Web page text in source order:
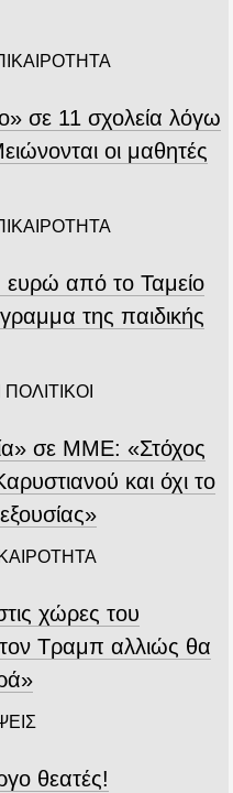
σε 11 σχολεία λόγω
οι μαθητές
από το Ταμείο
της παιδικής
σε ΜΜΕ: «Στόχος
και όχι το
χώρες του
Τραμπ αλλιώς θα
θεατές!